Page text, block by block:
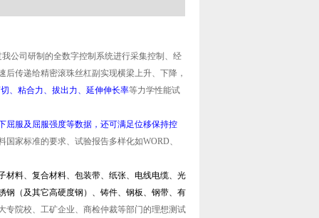
公司研制的全数字控制系统进行采集控制、经
传递给精密滚珠丝杠副实现横梁上升、下降，
、粘合力、拔出力、延伸伸长率等力学性能试
屈服及屈服强度等数据，还可满足位移保持控
家标准的要求、试验报告多样化如WORD、
材料、复合材料、包装带、纸张、电线电缆、光
钢（及其它高硬度钢）、铸件、钢板、钢带、有
专院校、工矿企业、商检仲裁等部门的理想测试